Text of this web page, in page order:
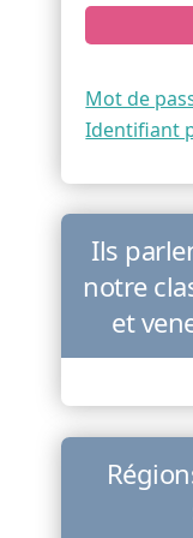
Mot de
Identifiant
Ils
notre
et